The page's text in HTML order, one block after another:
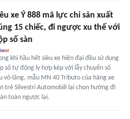
xe Ý 888 mã lực chỉ sản xuất
15 chiếc, đi ngược xu thế với
số sàn
khi hầu hết siêu xe hiện đại đều sử dụng
số tự động ly hợp kép với lẫy chuyển số
vô-lăng, mẫu MN 40 Tributo của hãng xe
trẻ Silvestri Automobili lại chọn hướng đi
toàn ngược lại.